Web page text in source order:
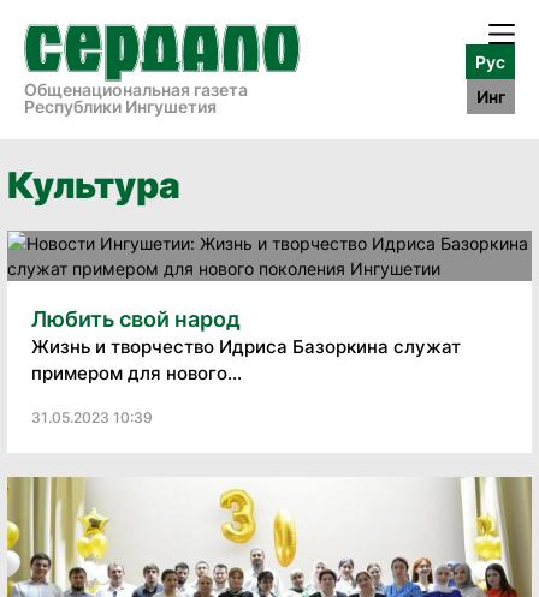
Общенациональная газета
Республики Ингушетия
Рус
Инг
Культура
Любить свой народ
Жизнь и творчество Идриса Базоркина служат
примером для нового...
31.05.2023 10:39